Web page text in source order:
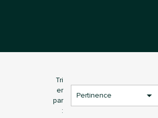
Tri
er
par
:
Pertinence 